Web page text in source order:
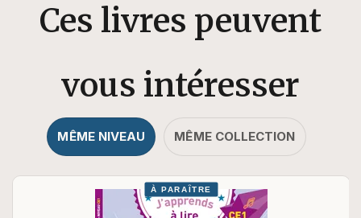
Ces livres peuvent
vous intéresser
MÊME NIVEAU MÊME COLLECTION
À PARAÎTRE